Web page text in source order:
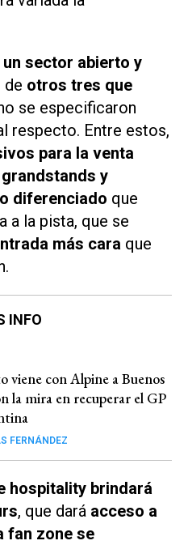
un sector abierto y
de otros tres que
se especificaron
respecto. Entre estos,
para la venta
y
diferenciado que
a la pista, que se
más cara que
INFO
viene con Alpine a Buenos
la mira en recuperar el GP
FERNÁNDEZ
hospitality brindará
, que dará acceso a
fan zone se